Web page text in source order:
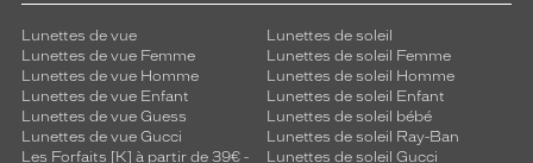
Lunettes de vue
Lunettes de vue Femme
Lunettes de vue Homme
Lunettes de vue Enfant
Lunettes de vue Guess
Lunettes de vue Gucci
Les Forfaits [K] à partir de 39€ -
Lunettes de soleil
Lunettes de soleil Femme
Lunettes de soleil Homme
Lunettes de soleil Enfant
Lunettes de soleil bébé
Lunettes de soleil Ray-Ban
Lunettes de soleil Gucci